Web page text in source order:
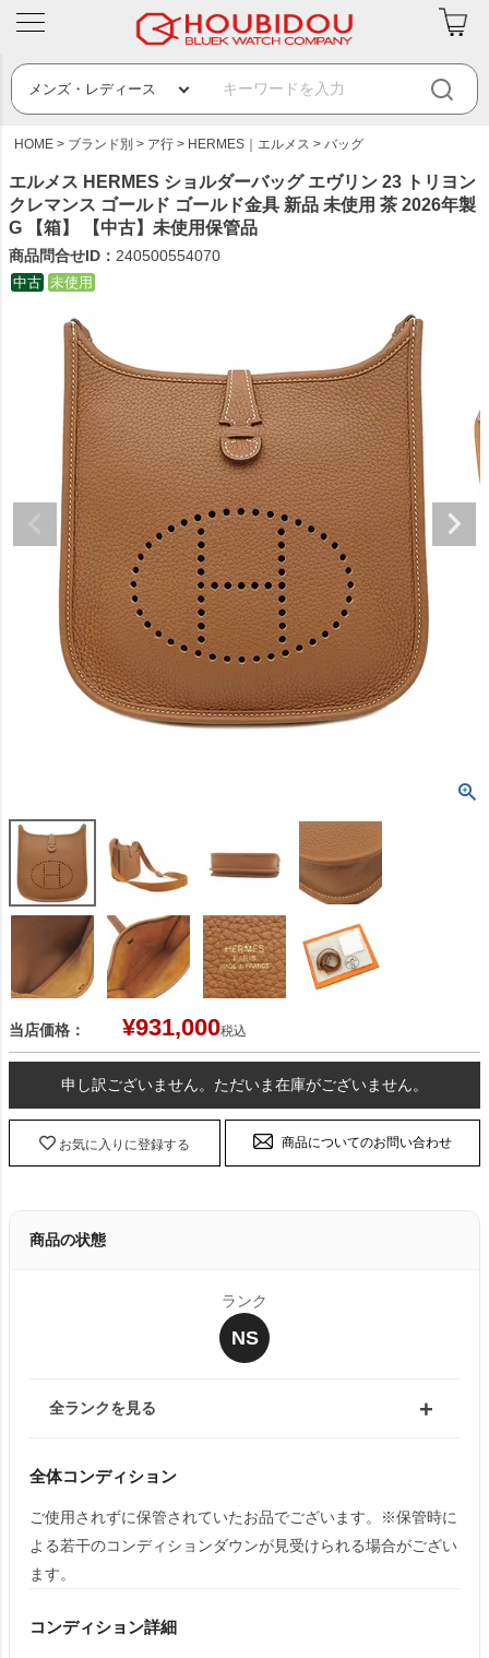
HOME ブランド別 ア行 HERMES｜エルメス バッグ
エルメス HERMES ショルダーバッグ エヴリン 23 トリヨン
クレマンス ゴールド ゴールド金具 新品 未使用 茶 2026年製
G 【箱】 【中古】未使用保管品
商品問合せID： 240500554070
中古 未使用
当店価格： ¥931,000税込
申し訳ございません。ただいま在庫がございません。
お気に入りに登録する 商品についてのお問い合わせ
商品の状態
ランク
NS
全ランクを見る
全体コンディション
ご使用されずに保管されていたお品でございます。※保管時に
よる若干のコンディションダウンが見受けられる場合がござい
ます。
コンディション詳細